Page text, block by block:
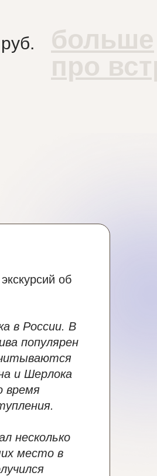
больше
про
об
в России. В
популярен
и Шерлока
время
несколько
место в